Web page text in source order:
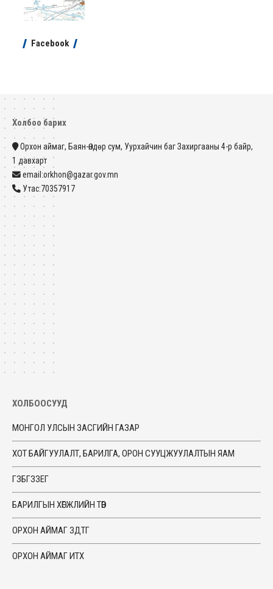
Facebook
Холбоо барих
Орхон аймаг, Баян-Өндөр сум, Уурхайчин баг Захиргааны 4-р байр,
1 давхарт
email:orkhon@gazar.gov.mn
Утас:70357917
ХОЛБООСУУД
МОНГОЛ УЛСЫН ЗАСГИЙН ГАЗАР
ХОТ БАЙГУУЛАЛТ, БАРИЛГА, ОРОН СУУЦЖУУЛАЛТЫН ЯАМ
ГЗБГЗЗЕГ
БАРИЛГЫН ХӨГЖЛИЙН ТӨВ
ОРХОН АЙМАГ ЗДТГ
ОРХОН АЙМАГ ИТХ